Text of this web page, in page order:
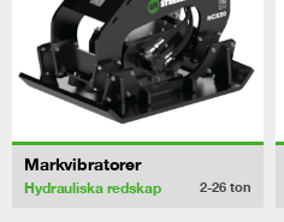
Markvibratorer
Hydrauliska redskap 2-26 ton